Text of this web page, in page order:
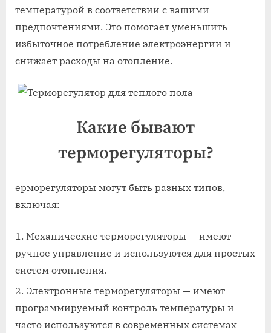
температурой в соответствии с вашими
предпочтениями. Это помогает уменьшить
избыточное потребление электроэнергии и
снижает расходы на отопление.
Какие бывают
терморегуляторы?
ерморегуляторы могут быть разных типов,
включая:
Механические терморегуляторы — имеют
ручное управление и используются для простых
систем отопления.
Электронные терморегуляторы — имеют
программируемый контроль температуры и
часто используются в современных системах